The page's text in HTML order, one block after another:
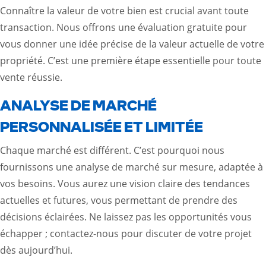
Connaître la valeur de votre bien est crucial avant toute
transaction. Nous offrons une évaluation gratuite pour
vous donner une idée précise de la valeur actuelle de votre
propriété. C’est une première étape essentielle pour toute
vente réussie.
ANALYSE DE MARCHÉ
PERSONNALISÉE ET LIMITÉE
Chaque marché est différent. C’est pourquoi nous
fournissons une analyse de marché sur mesure, adaptée à
vos besoins. Vous aurez une vision claire des tendances
actuelles et futures, vous permettant de prendre des
décisions éclairées. Ne laissez pas les opportunités vous
échapper ; contactez-nous pour discuter de votre projet
dès aujourd’hui.